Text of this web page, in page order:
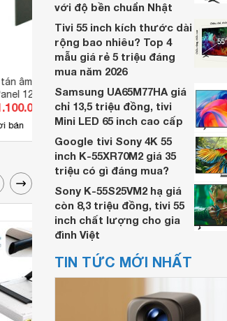
âm Eliacoustic
120.2 Premiere
đ
bán
Audio Dacmagic Xs
Giá từ 2.460.000 đ
Có 2 nơi bán
với độ bền chuẩn Nhật
Tivi 55 inch kích thước dài
rộng bao nhiêu? Top 4
mẫu giá rẻ 5 triệu đáng
mua năm 2026
Samsung UA65M77HA giá
chỉ 13,5 triệu đồng, tivi
Mini LED 65 inch cao cấp
Google tivi Sony 4K 55
inch K-55XR70M2 giá 35
triệu có gì đáng mua?
Sony K-55S25VM2 hạ giá
còn 8,3 triệu đồng, tivi 55
inch chất lượng cho gia
đình Việt
TIN TỨC MỚI NHẤT